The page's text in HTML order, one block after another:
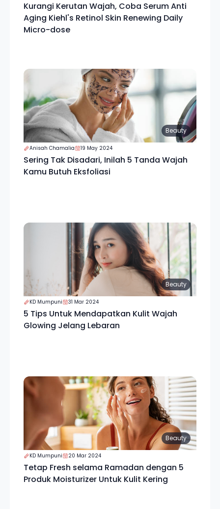
Kurangi Kerutan Wajah, Coba Serum Anti
Aging Kiehl's Retinol Skin Renewing Daily
Micro-dose
Beauty
Anisah Chamalia 19 May 2024
Sering Tak Disadari, Inilah 5 Tanda Wajah
Kamu Butuh Eksfoliasi
Beauty
KD Mumpuni 31 Mar 2024
5 Tips Untuk Mendapatkan Kulit Wajah
Glowing Jelang Lebaran
Beauty
KD Mumpuni 20 Mar 2024
Tetap Fresh selama Ramadan dengan 5
Produk Moisturizer Untuk Kulit Kering